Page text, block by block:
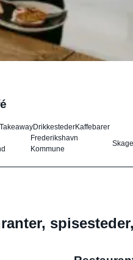
TakeawayDrikkestederKaffebarer
Frederikshavn
Kommune